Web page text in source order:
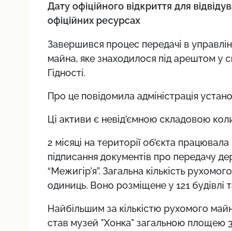
Дату офіційного відкриття для
офіційних ресурсах
Завершився процес передачі в
майна, яке знаходилося під арештом у
Гідності.
Про це повідомила адміністрація
Ці активи є невід’ємною складовою
2 місяці на території об’єкта
підписання документів про передачу
“Межигір’я”. Загальна кількість
одиниць. Воно розміщене у 121 будівлі
Найбільшим за кількістю рухомого
став музей "Хонка" загальною площею